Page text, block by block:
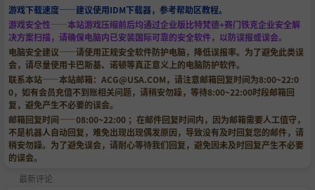
游戏下载速度——建议使用IDM下载器，参考帮助区教程。
游戏安全性——本站游戏压缩前后均通过企业版比特梵德+赛门铁克企业安全解
决方案扫描，请确保电脑内已安装国际可靠的安全软件，以防误报或误会。
电脑安全建议——请使用正规安全软件防护电脑，降低误报率。为了避免此类误
会，请尽量使用卡巴斯基、诺顿等真正意义上的电脑防护软件。
联系本站——本站邮箱： ACG@USA.COM，请注意邮箱回复时间为8:00~22:0
0，如有会员充值不到账相关问题，请稍安勿躁，等待8:00~22:00时段邮箱回
复，避免产生不必要的误会。
邮箱回复时间——08:00~22:00 ；在邮件回复时间内，因为邮箱需要人工值守，
不是机器人自动回复，难免出现出现偶发原因，导致没有及时回复您的邮件，请
稍安勿躁。为了避免误会，请耐心等待我们回复，避免因未及时回复产生不必要
的误会。
最新评论